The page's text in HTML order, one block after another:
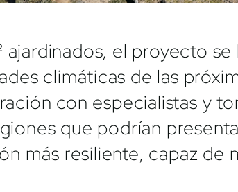
el proyecto
climáticas de las
con especialistas y
que podrían
más resiliente, capaz